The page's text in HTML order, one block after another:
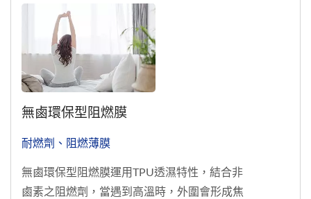
無鹵環保型阻燃膜
耐燃劑、阻燃薄膜
無鹵環保型阻燃膜運用TPU透濕特性，結合非
鹵素之阻燃劑，當遇到高溫時，外圍會形成焦